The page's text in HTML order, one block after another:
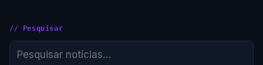
// Pesquisar